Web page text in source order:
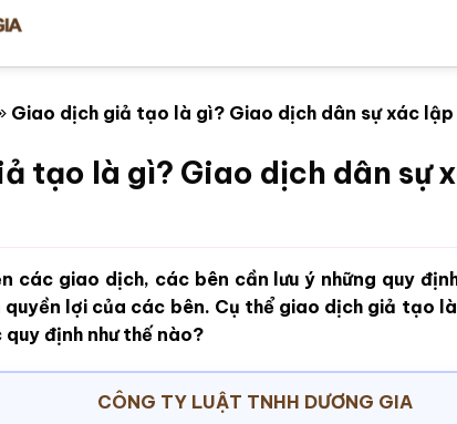
Giao dịch giả tạo là gì? Giao dịch dân sự xác
tạo là gì? Giao dịch dân sự
các giao dịch, các bên cần lưu ý những quy
quyền lợi của các bên. Cụ thể giao dịch giả tạo
định như thế nào?
CÔNG TY LUẬT TNHH DƯƠNG GIA